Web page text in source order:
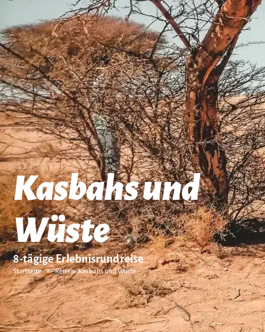
Kasbahs und
Wüste
8-tägige Erlebnisrundreise
Startseite Reisen: Kasbahs und Wüste